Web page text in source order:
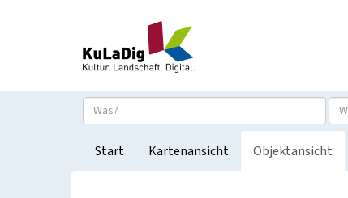
Start Kartenansicht Objektansicht